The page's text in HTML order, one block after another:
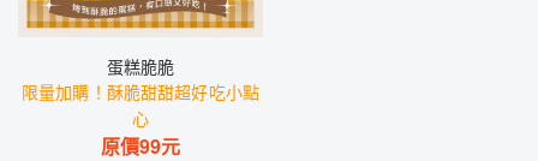
蛋糕脆脆
限量加購！酥脆甜甜超好吃小點
心
原價99元